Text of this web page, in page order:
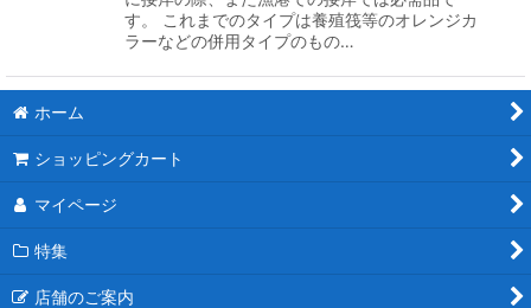
す。 これまでのタイプは養殖筏等のオレンジカ
ラーなどの併用タイプのもの…
ホーム
ショッピングカート
マイページ
特集
店舗のご案内